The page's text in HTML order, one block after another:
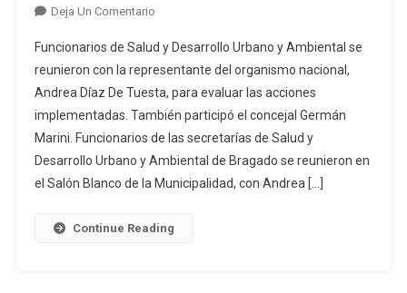
Deja Un ComentarioEn
El
Municipio
Articula
Con
SENASA
Nuevas
Medidas
Funcionarios de Salud y Desarrollo Urbano y Ambiental se
reunieron con la representante del organismo nacional,
Andrea Díaz De Tuesta, para evaluar las acciones
implementadas. También participó el concejal Germán
Marini. Funcionarios de las secretarías de Salud y
Desarrollo Urbano y Ambiental de Bragado se reunieron en
el Salón Blanco de la Municipalidad, con Andrea […]
Continue Reading